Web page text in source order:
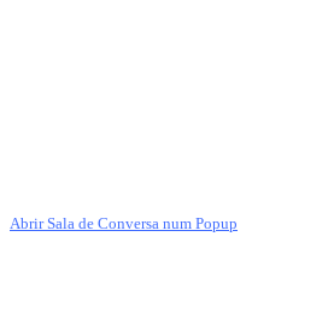
Abrir Sala de Conversa num Popup